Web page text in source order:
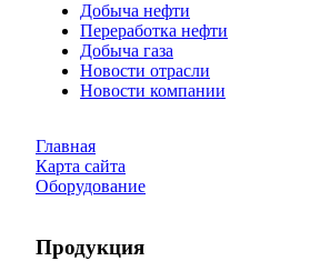
Добыча нефти
Переработка нефти
Добыча газа
Новости отрасли
Новости компании
Главная
Карта сайта
Оборудование
Продукция